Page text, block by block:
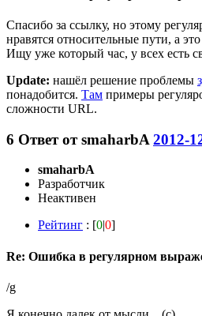
Спасибо за ссылку, но этому
нравятся относительные пути, а
Ищу уже который час, у всех есть
Update: нашёл решение проблемы
понадобится. Там примеры
сложности URL.
6 Ответ отsmaharbA 2012-
smaharbA
Разработчик
Неактивен
Рейтинг : [0|0]
Re: Ошибка в регулярном
/g